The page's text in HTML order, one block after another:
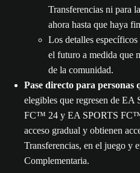
Transferencias ni para
ahora hasta que haya
Los detalles
el futuro a medida que
de la comunidad.
Pase directo para personas
elegibles que regresen de
FC™ 24 y EA SPORTS FC™
acceso gradual y obtienen
Transferencias, en el juego y
Complementaria.